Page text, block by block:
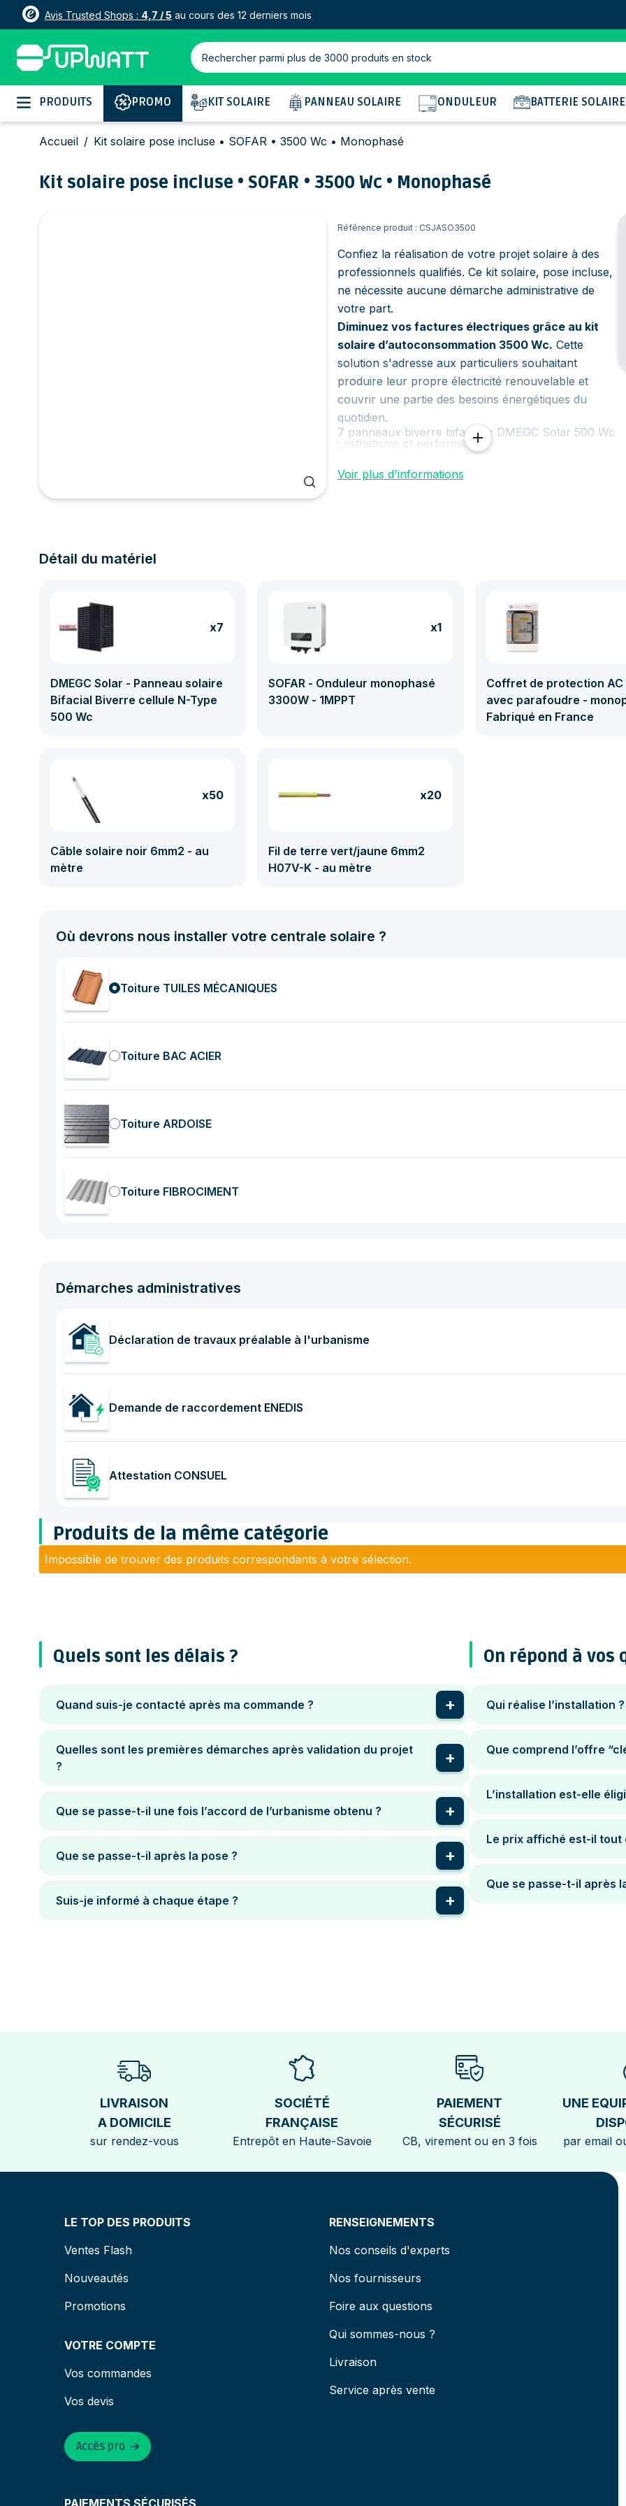
Avis Trusted Shops : 4,7 / 5 au cours des 12 derniers mois
Rechercher parmi plus de 3000 produits en stock
Allez au contenu
PRODUITS PROMO KIT SOLAIRE PANNEAU SOLAIRE ONDULEUR BATTERIE SOLAIRE
Accueil / Kit solaire pose incluse • SOFAR • 3500 Wc • Monophasé
Kit solaire pose incluse • SOFAR • 3500 Wc • Monophasé
Référence produit : CSJASO3500
Confiez la réalisation de votre projet solaire à des
professionnels qualifiés. Ce kit solaire, pose incluse,
ne nécessite aucune démarche administrative de
votre part.
Diminuez vos factures électriques grâce au kit
solaire d’autoconsommation 3500 Wc. Cette
solution s'adresse aux particuliers souhaitant
produire leur propre électricité renouvelable et
couvrir une partie des besoins énergétiques du
quotidien.
7 panneaux biverre bifaciaux DMEGC Solar 500 Wc
: esthétisme et performance
Onduleur Sofar : production optimisée, compact et
Garantie : 25 ans panneaux, 10 ans onduleur
Voir plus d'informations
Détail du matériel
x7
DMEGC Solar - Panneau solaire
Bifacial Biverre cellule N-Type
500 Wc
x1
SOFAR - Onduleur monophasé
3300W - 1MPPT
Coffret de protection AC
avec parafoudre -
Fabriqué en France
x50
Câble solaire noir 6mm2 - au
mètre
x20
Fil de terre vert/jaune 6mm2
H07V-K - au mètre
Où devrons nous installer votre centrale solaire ?
Toiture TUILES MÉCANIQUES
Toiture BAC ACIER
Toiture ARDOISE
Toiture FIBROCIMENT
Démarches administratives
Déclaration de travaux préalable à l'urbanisme
Demande de raccordement ENEDIS
Attestation CONSUEL
Produits de la même catégorie
Impossible de trouver des produits correspondants à votre sélection.
Quels sont les délais ?
Quand suis-je contacté après ma commande ?
Quelles sont les premières démarches après validation du projet
?
Que se passe-t-il une fois l’accord de l’urbanisme obtenu ?
Que se passe-t-il après la pose ?
Suis-je informé à chaque étape ?
On répond à vos
Qui réalise l’installation ?
Que comprend l’offre
L’installation est-elle
Le prix affiché est-il tout
Que se passe-t-il après
LIVRAISON
A DOMICILE
sur rendez-vous
SOCIÉTÉ
FRANÇAISE
Entrepôt en Haute-Savoie
PAIEMENT
SÉCURISÉ
CB, virement ou en 3 fois
UNE
par email
LE TOP DES PRODUITS
Ventes Flash
Nouveautés
Promotions
VOTRE COMPTE
Vos commandes
Vos devis
RENSEIGNEMENTS
Nos conseils d'experts
Nos fournisseurs
Foire aux questions
Qui sommes-nous ?
Livraison
Service après vente
Accès pro
PAIEMENTS SÉCURISÉS